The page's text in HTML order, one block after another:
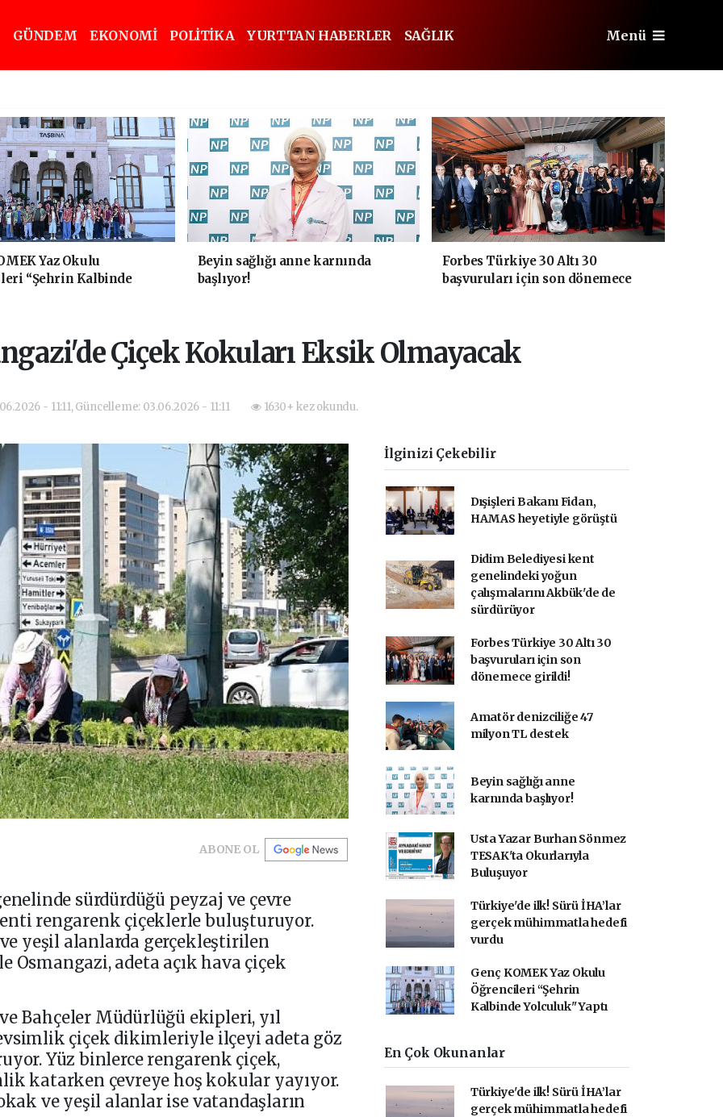
GÜNDEM EKONOMİ POLİTİKA YURTTAN HABERLER SAĞLIK Menü
Yaz Okulu
“Şehrin Kalbinde
Beyin sağlığı anne karnında
başlıyor!
Forbes Türkiye 30 Altı 30
başvuruları için son dönemece
Çiçek Kokuları Eksik Olmayacak
- 11:11, Güncelleme: 03.06.2026 - 11:11 1630+ kez okundu.
ABONE OL
sürdürdüğü peyzaj ve çevre
rengarenk çiçeklerle buluşturuyor.
yeşil alanlarda gerçekleştirilen
adeta açık hava çiçek
Bahçeler Müdürlüğü ekipleri, yıl
çiçek dikimleriyle ilçeyi adeta göz
Yüz binlerce rengarenk çiçek,
katarken çevreye hoş kokular yayıyor.
ve yeşil alanlar ise vatandaşların
İlginizi Çekebilir
Dışişleri Bakanı Fidan,
HAMAS heyetiyle görüştü
Didim Belediyesi kent
genelindeki yoğun
çalışmalarını Akbük'de de
sürdürüyor
Forbes Türkiye 30 Altı 30
başvuruları için son
dönemece girildi!
Amatör denizciliğe 47
milyon TL destek
Beyin sağlığı anne
karnında başlıyor!
Usta Yazar Burhan Sönmez
TESAK'ta Okurlarıyla
Buluşuyor
Türkiye'de ilk! Sürü İHA’lar
gerçek mühimmatla hedefi
vurdu
Genç KOMEK Yaz Okulu
Öğrencileri “Şehrin
Kalbinde Yolculuk" Yaptı
En Çok Okunanlar
Türkiye'de ilk! Sürü İHA’lar
gerçek mühimmatla hedefi